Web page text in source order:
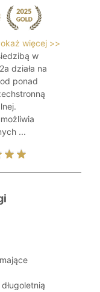
więcej >>
w
działa na
ponad
...